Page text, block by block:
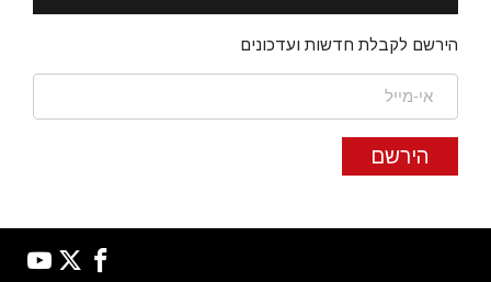
הירשם לקבלת חדשות ועדכונים
הירשם